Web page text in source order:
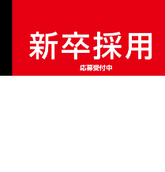
販売価格¥16,236（税込）